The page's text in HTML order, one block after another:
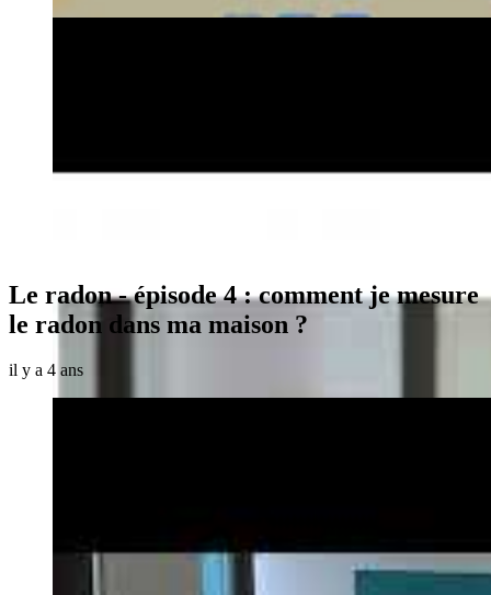
Le radon - épisode 4 : comment je mesure
le radon dans ma maison ?
il y a 4 ans